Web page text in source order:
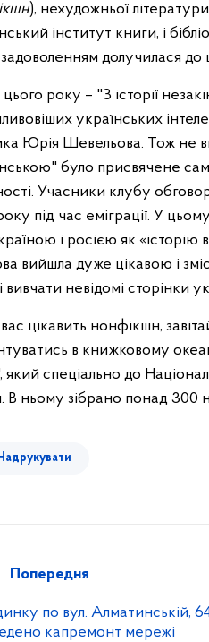
), нехудожньої
інститут книги, і
задоволенням долучилася до
року – "З історії
українських
Юрія Шевельова. Тож не
було присвячене
Учасники клубу
під час еміграції. У
і росією як «історію
вийшла дуже цікавою і
вивчати невідомі сторінки
цікавить нонфікшн,
в книжковому
який спеціально до
В ньому зібрано понад 300
Попередня
по вул. Алматинській,
капремонт мережі